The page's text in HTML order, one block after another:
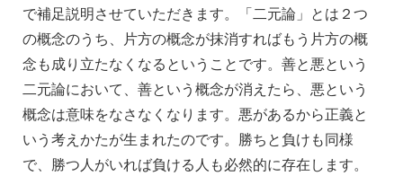
で補足説明させていただきます。「二元論」とは２つ
の概念のうち、片方の概念が抹消すればもう片方の概
念も成り立たなくなるということです。善と悪という
二元論において、善という概念が消えたら、悪という
概念は意味をなさなくなります。悪があるから正義と
いう考えかたが生まれたのです。勝ちと負けも同様
で、勝つ人がいれば負ける人も必然的に存在します。